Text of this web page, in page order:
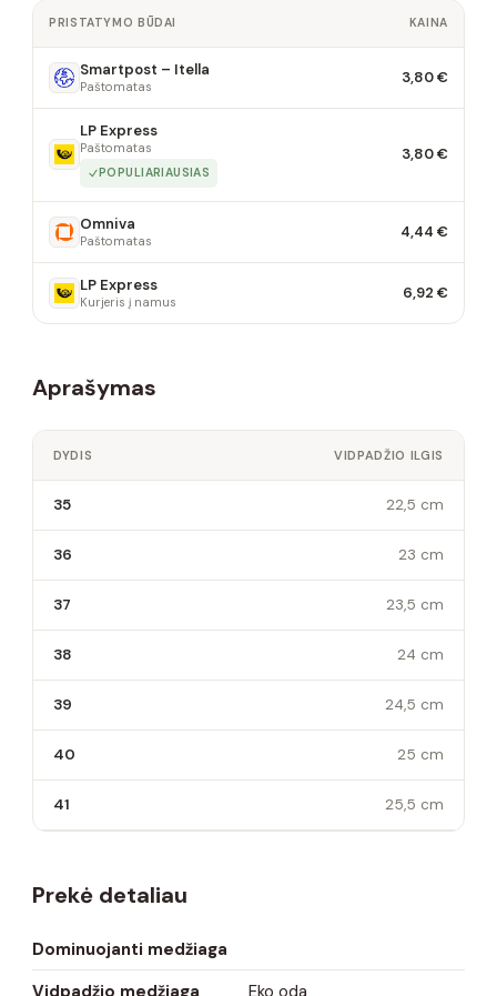
PRISTATYMO BŪDAI KAINA
Smartpost – Itella
Paštomatas 3,80 €
LP Express
Paštomatas
POPULIARIAUSIAS
3,80 €
Omniva
Paštomatas 4,44 €
LP Express
Kurjeris į namus 6,92 €
Aprašymas
DYDIS VIDPADŽIO ILGIS
35 22,5 cm
36 23 cm
37 23,5 cm
38 24 cm
39 24,5 cm
40 25 cm
41 25,5 cm
Prekė detaliau
Dominuojanti medžiaga
Vidpadžio medžiaga
Eko oda